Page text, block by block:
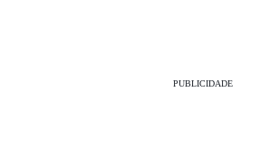
PUBLICIDADE